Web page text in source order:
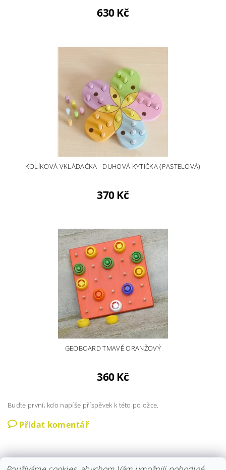
630 Kč
KOLÍKOVÁ VKLÁDAČKA - DUHOVÁ KYTIČKA (PASTELOVÁ)
370 Kč
GEOBOARD TMAVĚ ORANŽOVÝ
360 Kč
Buďte první, kdo napíše příspěvek k této položce.
Přidat komentář